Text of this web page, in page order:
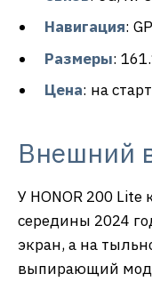
Навигация:
Размеры:
Цена: на
Внешний
У HONOR 200 Lite
середины 2024
экран, а на
выпирающий